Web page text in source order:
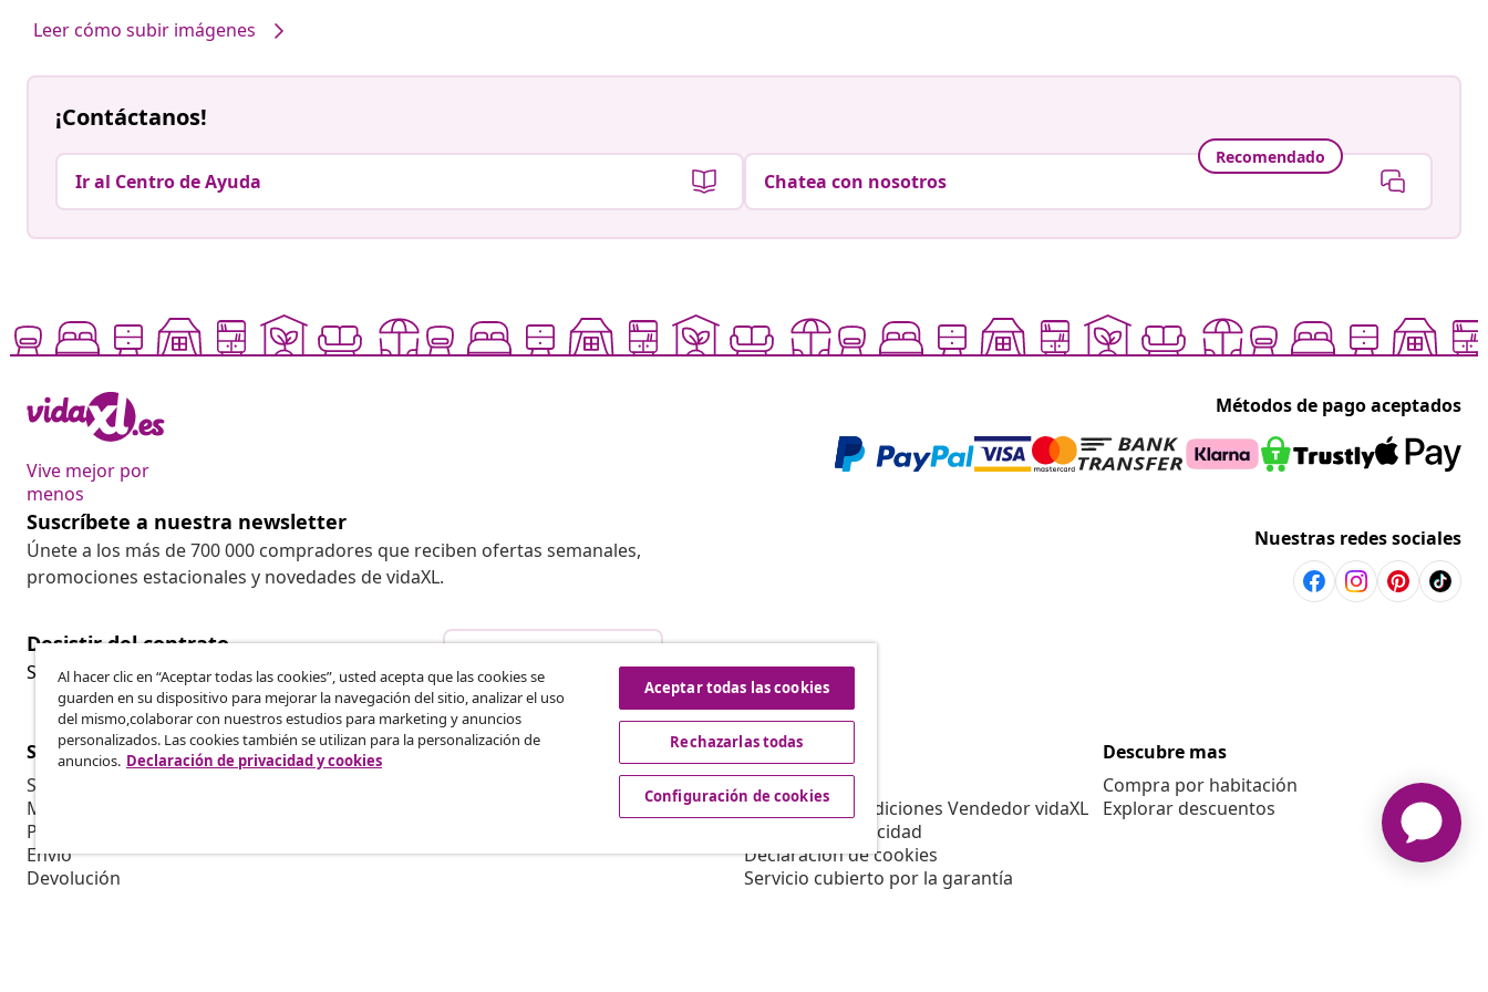
Leer cómo subir imágenes
¡Contáctanos!
Ir al Centro de Ayuda
Recomendado
Chatea con nosotros
Vive mejor por
menos
Métodos de pago aceptados
Suscríbete a nuestra newsletter
Únete a los más de 700 000 compradores que reciben ofertas semanales,
promociones estacionales y novedades de vidaXL.
Nuestras redes sociales
Desistir del contrato
Solicita la cancelación de tu pedido.
Servicio al Cliente
Seguimiento del pedido
Mi cuenta
Pago
Envío
Devolución
Empresas
vidaXL
Sobre vidaXL
Términos y Condiciones Vendedor vidaXL
Política de privacidad
Declaración de cookies
Servicio cubierto por la garantía
Descubre mas
Compra por habitación
Explorar descuentos
Al hacer clic en “Aceptar todas las cookies”, usted acepta que las cookies se
guarden en su dispositivo para mejorar la navegación del sitio, analizar el uso
del mismo,colaborar con nuestros estudios para marketing y anuncios
personalizados. Las cookies también se utilizan para la personalización de
anuncios. Declaración de privacidad y cookies
Aceptar todas las cookies
Rechazarlas todas
Configuración de cookies